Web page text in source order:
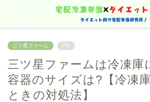
三ツ星ファーム PR
三ツ星ファームは冷凍庫
容器のサイズは?【冷凍
ときの対処法】